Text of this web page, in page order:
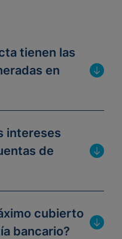
tienen las
en
intereses
de
cubierto
bancario?